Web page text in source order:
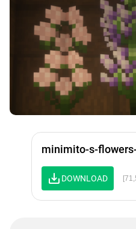
minimito-s-
DOWNLOAD